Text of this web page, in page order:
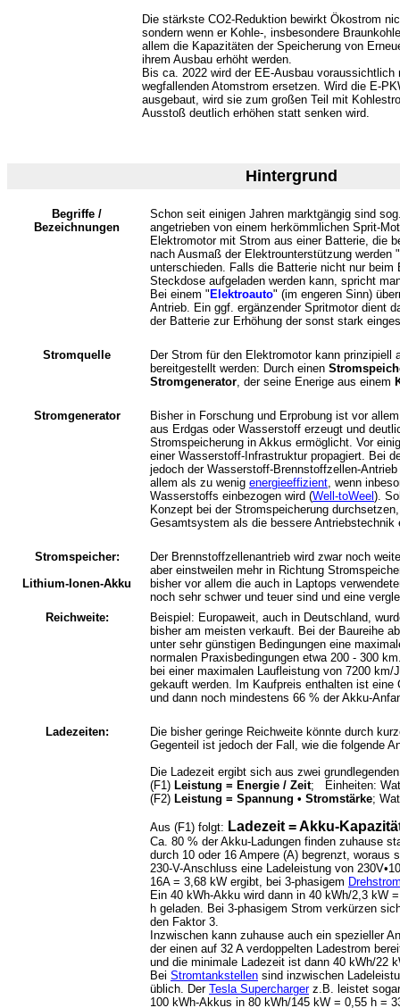
Die stärkste CO2-Reduktion bewirkt Ökostrom
sondern wenn er Kohle-, insbesondere
allem die Kapazitäten der Speicherung von
ihrem Ausbau erhöht werden.
Bis ca. 2022 wird der EE-Ausbau voraussichtlich
wegfallenden Atomstrom ersetzen. Wird die E-
ausgebaut, wird sie zum großen Teil mit
Ausstoß deutlich erhöhen statt senken wird.
Hintergrund
Begriffe /
Bezeichnungen
Schon seit einigen Jahren marktgängig sind
angetrieben von einem herkömmlichen Sprit-
Elektromotor mit Strom aus einer Batterie, die
nach Ausmaß der Elektrounterstützung werden "
unterschieden. Falls die Batterie nicht nur beim
Steckdose aufgeladen werden kann, spricht
Bei einem " Elektroauto" (im engeren Sinn)
Antrieb. Ein ggf. ergänzender Spritmotor dient
der Batterie zur Erhöhung der sonst stark
Stromquelle
Der Strom für den Elektromotor kann prinzipiell
bereitgestellt werden: Durch einen
Stromgenerator, der seine Enerige aus einem
Stromgenerator
Bisher in Forschung und Erprobung ist vor
aus Erdgas oder Wasserstoff erzeugt und
Stromspeicherung in Akkus ermöglicht. Vor
einer Wasserstoff-Infrastruktur propagiert. Bei
jedoch der Wasserstoff-Brennstoffzellen-
allem als zu wenig energieeffizient, wenn
Wasserstoffs einbezogen wird (Well-toWeel ).
Konzept bei der Stromspeicherung
Gesamtsystem als die bessere Antriebstechnik
Stromspeicher:
Lithium-Ionen-Akku
Der Brennstoffzellenantrieb wird zwar noch
aber einstweilen mehr in Richtung
bisher vor allem die auch in Laptops
noch sehr schwer und teuer sind und eine
Reichweite:
Beispiel: Europaweit, auch in Deutschland,
bisher am meisten verkauft. Bei der Baureihe
unter sehr günstigen Bedingungen eine
normalen Praxisbedingungen etwa 200 - 300
bei einer maximalen Laufleistung von 7200
gekauft werden. Im Kaufpreis enthalten ist eine
und dann noch mindestens 66 % der Akku-
Ladezeiten:
Die bisher geringe Reichweite könnte durch
Gegenteil ist jedoch der Fall, wie die folgende
Die Ladezeit ergibt sich aus zwei
(F1) Leistung = Energie / Zeit; Einheiten:
(F2) Leistung = Spannung • Stromstärke;
Aus (F1) folgt: Ladezeit = Akku-
Ca. 80 % der Akku-Ladungen finden zuhause
durch 10 oder 16 Ampere (A) begrenzt, woraus
230-V-Anschluss eine Ladeleistung von
16A = 3,68 kW ergibt, bei 3-phasigem
Ein 40 kWh-Akku wird dann in 40 kWh/2,3 kW
h geladen. Bei 3-phasigem Strom verkürzen
den Faktor 3.
Inzwischen kann zuhause auch ein spezieller
der einen auf 32 A verdoppelten Ladestrom
und die minimale Ladezeit ist dann 40 kWh/22
Bei Stromtankstellen sind inzwischen
üblich. Der Tesla Superchargerz.B. leistet
100 kWh-Akkus in 80 kWh/145 kW = 0,55 h =